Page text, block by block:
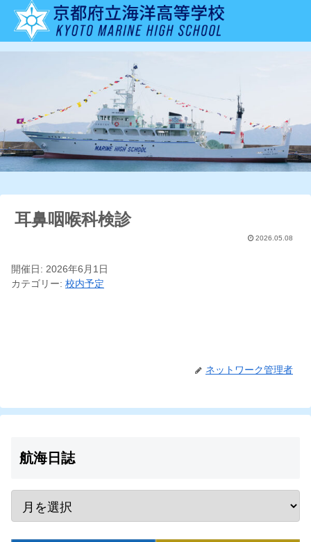
耳鼻咽喉科検診
2026.05.08
開催日: 2026年6月1日
カテゴリー: 校内予定
ネットワーク管理者
航海日誌